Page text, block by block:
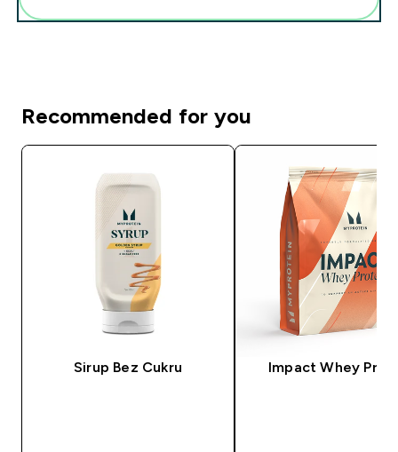
Recommended for you
Sirup Bez Cukru Impact Whey